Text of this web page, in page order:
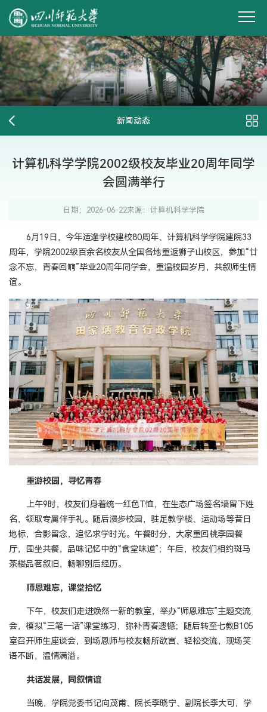
新闻动态
计算机科学学院2002级校友毕业20周年同学
会圆满举行
日期：2026-06-22来源：计算机科学学院
6月19日，今年适逢学校建校80周年、计算机科学学院建院33
周年，学院2002级百余名校友从全国各地重返狮子山校区，参加“廿
念不忘，青春回响”毕业20周年同学会，重温校园岁月，共叙师生情
谊。
重游校园，寻忆青春
上午9时，校友们身着统一红色T恤，在生态广场签名墙留下姓
名，领取专属伴手礼。随后漫步校园，驻足教学楼、运动场等昔日
地标，合影留念，追忆求学时光。午餐时分，大家重回桃李园餐
厅，围坐共餐，品味记忆中的“食堂味道”；午后，校友们相约斑马
茶楼品茗叙旧，畅聊别后经历。
师恩难忘，课堂拾忆
下午，校友们走进焕然一新的教室，举办“师恩难忘”主题交流
会，模拟“三笔一话”课堂练习，弥补青春遗憾；随后转至七教B105
室召开师生座谈会，到场恩师与校友畅所欲言、轻松交流，现场笑
语不断，温情满溢。
共话发展，同叙情谊
当晚，学院党委书记向茂甫、院长李晓宁、副院长李大可，学